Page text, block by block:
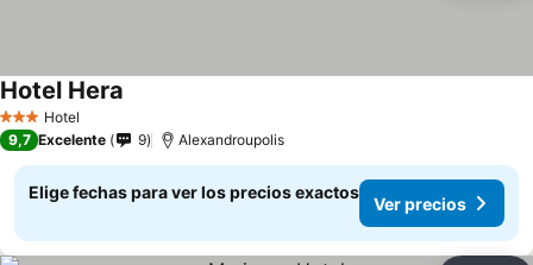
3 Estrellas
Hotel
Hotel Hera
9,7 Excelente 9 Alexandroupolis
Elige fechas para ver los precios exactos
Ver precios